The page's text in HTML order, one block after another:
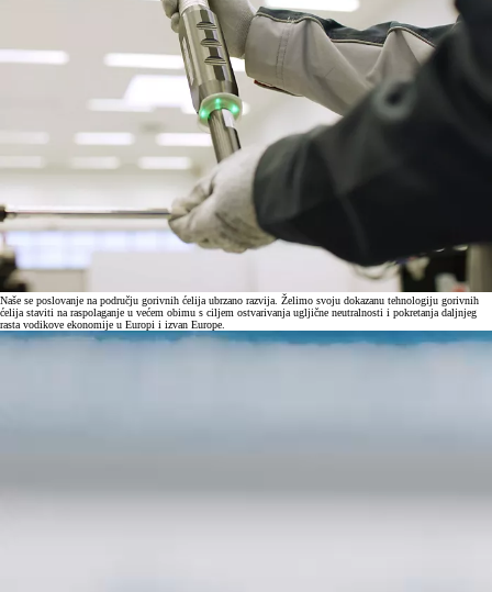
Naše se poslovanje na području gorivnih ćelija ubrzano razvija. Želimo svoju dokazanu tehnologiju gorivnih
ćelija staviti na raspolaganje u većem obimu s ciljem ostvarivanja ugljične neutralnosti i pokretanja daljnjeg
rasta vodikove ekonomije u Europi i izvan Europe.